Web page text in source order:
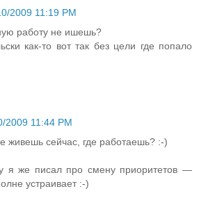
2009 11:19 PM
работу не ишешь?
как-то вот так без цели где попало
2009 11:44 PM
живешь сейчас, где работаешь? :-)
я же писал про смену приоритетов —
устраивает :-)